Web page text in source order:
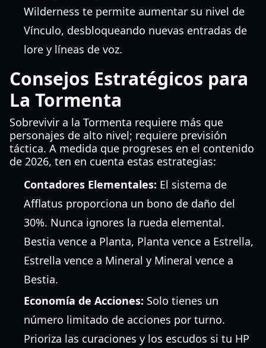
Wilderness te permite aumentar su nivel de
Vínculo, desbloqueando nuevas entradas de
lore y líneas de voz.
Consejos Estratégicos para
La Tormenta
Sobrevivir a la Tormenta requiere más que
personajes de alto nivel; requiere previsión
táctica. A medida que progreses en el contenido
de 2026, ten en cuenta estas estrategias:
Contadores Elementales: El sistema de
Afflatus proporciona un bono de daño del
30%. Nunca ignores la rueda elemental.
Bestia vence a Planta, Planta vence a Estrella,
Estrella vence a Mineral y Mineral vence a
Bestia.
Economía de Acciones: Solo tienes un
número limitado de acciones por turno.
Prioriza las curaciones y los escudos si tu HP